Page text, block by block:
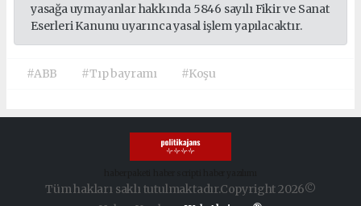
yasağa uymayanlar hakkında 5846 sayılı Fikir ve Sanat
Eserleri Kanunu uyarınca yasal işlem yapılacaktır.
#ABB #Tıp bayramı #Koşu
Tüm hakları saklı tutulmaktadır.Copyright 2026©